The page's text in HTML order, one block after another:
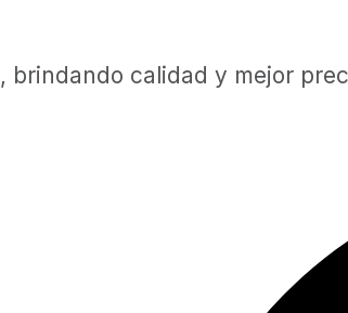
brindando calidad y mejor